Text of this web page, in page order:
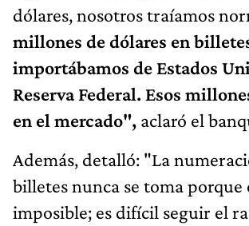
dólares, nosotros traíamos
millones de dólares en
importábamos de Estados
Reserva Federal. Esos
en el mercado", aclaró el
Además, detalló: "La
billetes nunca se toma porque
imposible; es difícil seguir el